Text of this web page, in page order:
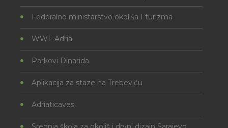
Federalno ministarstvo okoliša I turizma
WWF Adria
Parkovi Dinarida
Aplikacija za staze na Trebeviću
Adriaticaves